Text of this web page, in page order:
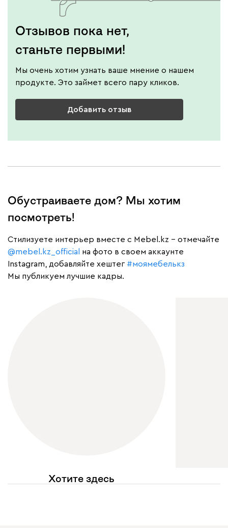
Отзывов пока нет,
станьте первыми!
Мы очень хотим узнать ваше мнение о нашем
продукте. Это займет всего пару кликов.
Добавить отзыв
Обустраиваете дом? Мы хотим
посмотреть!
Cтилизуете интерьер вместе с Mebel.kz – отмечайте
@mebel.kz_official
на фото в своем аккаунте
Instagram, добавляйте хештег #моямебелькз
Мы публикуем лучшие кадры.
Хотите здесь